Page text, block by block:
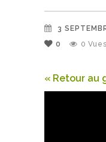
3
0
0 Vues
« Retour au